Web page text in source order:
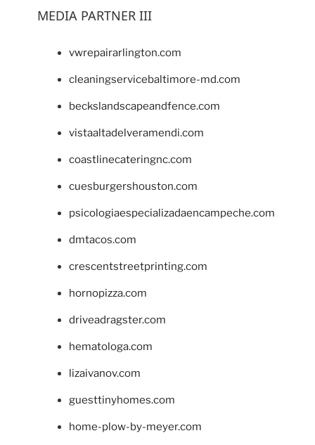
MEDIA PARTNER III
vwrepairarlington.com
cleaningservicebaltimore-md.com
beckslandscapeandfence.com
vistaaltadelveramendi.com
coastlinecateringnc.com
cuesburgershouston.com
psicologiaespecializadaencampeche.com
dmtacos.com
crescentstreetprinting.com
hornopizza.com
driveadragster.com
hematologa.com
lizaivanov.com
guesttinyhomes.com
home-plow-by-meyer.com